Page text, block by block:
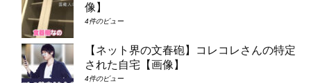
像】
4件のビュー
【ネット界の文春砲】コレコレさんの特定
された自宅【画像】
4件のビュー